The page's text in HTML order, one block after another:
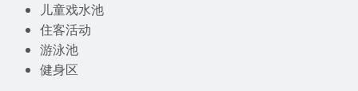
儿童戏水池
住客活动
游泳池
健身区